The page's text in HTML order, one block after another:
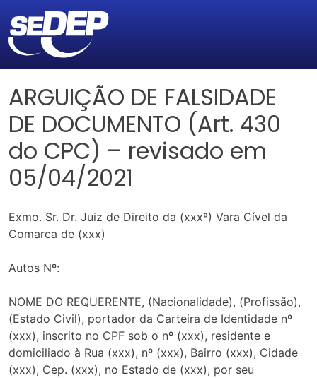
ARGUIÇÃO DE FALSIDADE
DE DOCUMENTO (Art. 430
do CPC) – revisado em
05/04/2021
Exmo. Sr. Dr. Juiz de Direito da (xxxª) Vara Cível da
Comarca de (xxx)
Autos Nº:
NOME DO REQUERENTE, (Nacionalidade), (Profissão),
(Estado Civil), portador da Carteira de Identidade nº
(xxx), inscrito no CPF sob o nº (xxx), residente e
domiciliado à Rua (xxx), nº (xxx), Bairro (xxx), Cidade
(xxx), Cep. (xxx), no Estado de (xxx), por seu